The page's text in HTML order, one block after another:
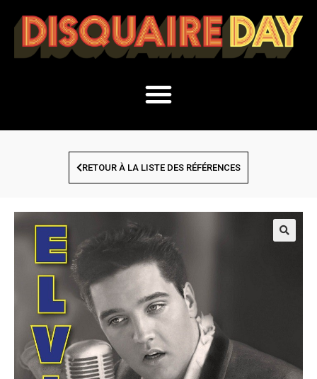
RETOUR À LA LISTE DES RÉFÉRENCES